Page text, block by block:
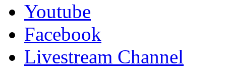
Youtube
Facebook
Livestream Channel